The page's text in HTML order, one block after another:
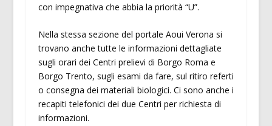
con impegnativa che abbia la priorità “U”.
Nella stessa sezione del portale Aoui Verona si
trovano anche tutte le informazioni dettagliate
sugli orari dei Centri prelievi di Borgo Roma e
Borgo Trento, sugli esami da fare, sul ritiro referti
o consegna dei materiali biologici. Ci sono anche i
recapiti telefonici dei due Centri per richiesta di
informazioni.